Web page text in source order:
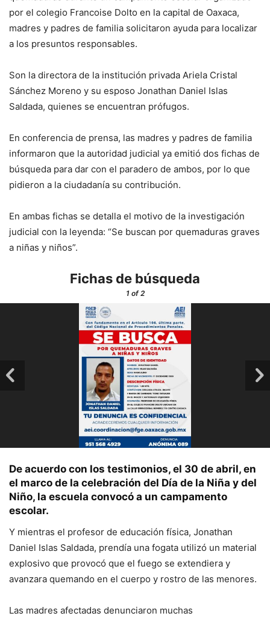
por el colegio Francoise Dolto en la capital de Oaxaca,
madres y padres de familia solicitaron ayuda para localizar
a los presuntos responsables.
Son la directora de la institución privada Ariela Cristal
Sánchez Moreno y su esposo Jonathan Daniel Islas
Saldada, quienes se encuentran prófugos.
En conferencia de prensa, las madres y padres de familia
informaron que la autoridad judicial ya emitió dos fichas de
búsqueda para dar con el paradero de ambos, por lo que
pidieron a la ciudadanía su contribución.
En ambas fichas se detalla el motivo de la investigación
judicial con la leyenda: “Se buscan por quemaduras graves
a niñas y niños”.
Fichas de búsqueda
1of 2
De acuerdo con los testimonios, el 30 de abril, en
el marco de la celebración del Día de la Niña y del
Niño, la escuela convocó a un campamento
escolar.
Y mientras el profesor de educación física, Jonathan
Daniel Islas Saldada, prendía una fogata utilizó un material
explosivo que provocó que el fuego se extendiera y
avanzara quemando en el cuerpo y rostro de las menores.
Las madres afectadas denunciaron muchas